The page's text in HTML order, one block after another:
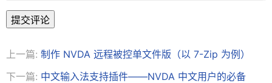
提交评论
上一篇: 制作 NVDA 远程被控单文件版（以 7-Zip 为例）
下一篇: 中文输入法支持插件——NVDA 中文用户的必备